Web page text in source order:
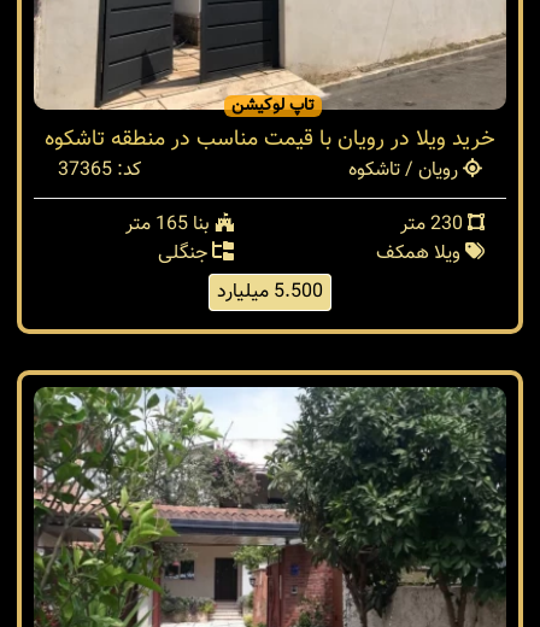
تاپ لوکیشن
خرید ویلا در رویان با قیمت مناسب در منطقه تاشکوه
رویان / تاشکوه
کد: 37365
بنا 165 متر
ویلا همکف
جنگلی
5.500 میلیارد